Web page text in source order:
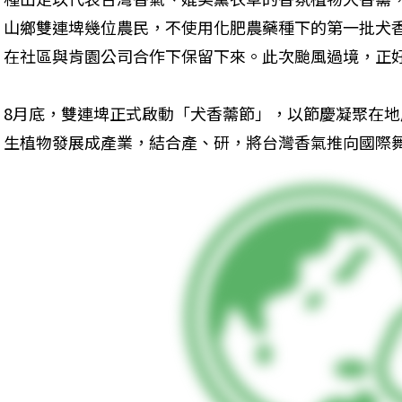
山鄉雙連埤幾位農民，不使用化肥農藥種下的第一批
在社區與肯園公司合作下保留下來。此次颱風過境，正
8月底，雙連埤正式啟動「犬香薷節」，以節慶凝聚在
生植物發展成產業，結合產、研，將台灣香氣推向國際